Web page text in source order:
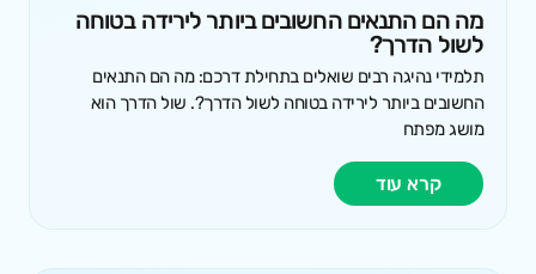
מה הם התנאים החשובים ביותר לירידה בטוחה
לשול הדרך?
תלמידי נהיגה רבים שואלים בתחילת דרכם: מה הם התנאים
החשובים ביותר לירידה בטוחה לשול הדרך?. שול הדרך הוא
מושג מפתח
קרא עוד